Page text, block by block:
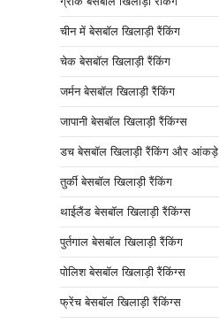
चीन में बेसबॉल खिलाड़ी रैंकिंग
चेक बेसबॉल खिलाड़ी रैंकिंग
जर्मन बेसबॉल खिलाड़ी रैंकिंग
जापानी बेसबॉल खिलाड़ी रैंकिंग्स
डच बेसबॉल खिलाड़ी रैंकिंग और आंकड़े
तुर्की बेसबॉल खिलाड़ी रैंकिंग
थाईलैंड बेसबॉल खिलाड़ी रैंकिंग्स
पुर्तगाल बेसबॉल खिलाड़ी रैंकिंग
पोलिश बेसबॉल खिलाड़ी रैंकिंग्स
फ्रेंच बेसबॉल खिलाड़ी रैंकिंग्स